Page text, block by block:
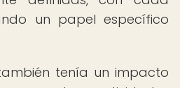
un papel específico
tenía un impacto